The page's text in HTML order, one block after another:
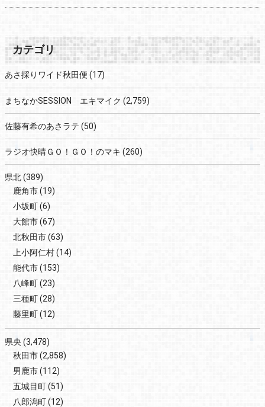
カテゴリ
あさ採りワイド秋田便 (17)
まちなかSESSION エキマイク (2,759)
佐藤有希のあさラテ (50)
ラジオ快晴ＧＯ！ＧＯ！のマキ (260)
県北(389)
鹿角市(19)
小坂町(6)
大館市(67)
北秋田市(63)
上小阿仁村(14)
能代市(153)
八峰町(23)
三種町(28)
藤里町(12)
県央 (3,478)
秋田市(2,858)
男鹿市(112)
五城目町(51)
八郎潟町(12)